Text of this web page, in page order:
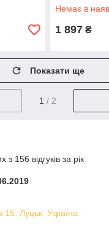
Немає в
1 897 ₴
Показати ще
1 / 2
з 156 відгуків за рік
15, Луцьк, Україна